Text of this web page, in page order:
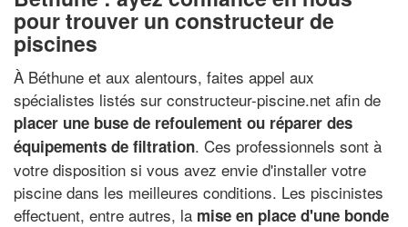
pour trouver un constructeur de
piscines
À Béthune et aux alentours, faites appel aux
spécialistes listés sur constructeur-piscine.net afin de
placer une buse de refoulement ou réparer des
équipements de filtration. Ces professionnels sont à
votre disposition si vous avez envie d'installer votre
piscine dans les meilleures conditions. Les piscinistes
effectuent, entre autres, la mise en place d'une bonde